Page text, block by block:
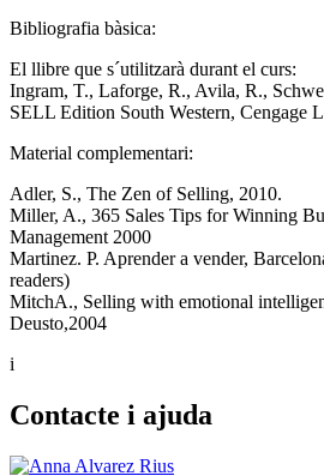
Bibliografia bàsica:
El llibre que s´utilitzarà durant el curs:
Ingram, T., Laforge, R., Avila, R.,
SELL Edition South Western, Cengage
Material complementari:
Adler, S., The Zen of Selling, 2010.
Miller, A., 365 Sales Tips for Winning
Management 2000
Martinez. P. Aprender a vender,
readers)
MitchA., Selling with emotional
Deusto,2004
i
Contacte i ajuda